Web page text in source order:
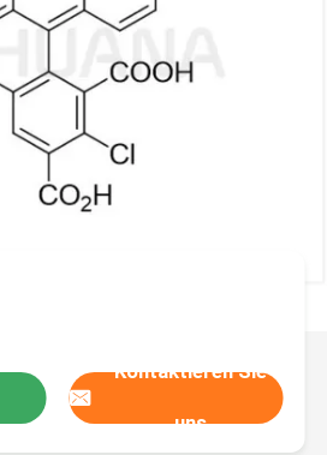
Kontaktieren Sie
uns